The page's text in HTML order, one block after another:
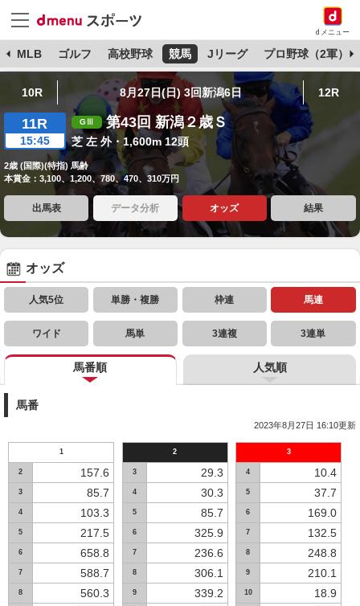
dメニュー
MLB ゴルフ 高校野球 競馬 Jリーグ プロ野球（2軍）
10R 8月27日(日) 3回新潟6日 12R
11R
15:45
第43回 新潟２歳Ｓ
芝 左 外・1,600m 12頭
2歳 (国際)(特指) 馬齢
本賞金：3,100、1,200、780、470、310万円
出馬表 データ分析 オッズ 結果
オッズ
人気5位 単勝・複勝 枠連 馬連
ワイド 馬単 3連複 3連単
馬番順 人気順
馬番
2023年8月27日 16:10更新
1
2 157.6
3 85.7
4 103.3
5 217.5
6 658.8
7 588.7
8 560.3
2
3 29.3
4 30.3
5 85.7
6 325.9
7 236.6
8 306.1
9 339.2
3
4 10.4
5 37.7
6 169.0
7 132.5
8 248.8
9 210.1
10 18.9